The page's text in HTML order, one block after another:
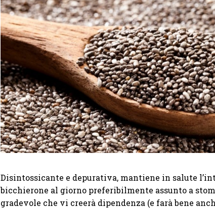
Disintossicante e depurativa, mantiene in salute
bicchierone al giorno preferibilmente assunto a
gradevole che vi creerà dipendenza (e farà bene